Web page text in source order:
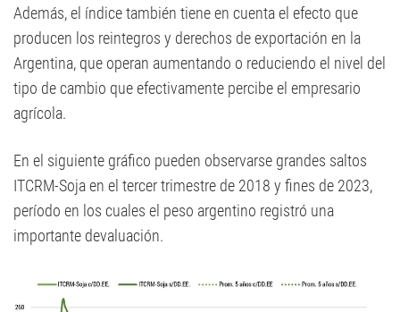
Además, el índice también tiene en cuenta el efecto que
producen los reintegros y derechos de exportación en la
Argentina, que operan aumentando o reduciendo el nivel del
tipo de cambio que efectivamente percibe el empresario
agrícola.
En el siguiente gráfico pueden observarse grandes saltos
ITCRM-Soja en el tercer trimestre de 2018 y fines de 2023,
período en los cuales el peso argentino registró una
importante devaluación.